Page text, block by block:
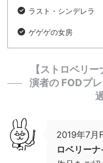
ラスト・シンデレラ
ゲゲゲの女房
【ストロベリー
演者の FODプ
2019年7月
ロベリーナ